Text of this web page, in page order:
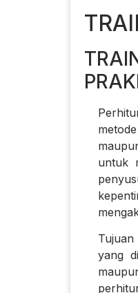
metode
untuk
Tujuan
yang